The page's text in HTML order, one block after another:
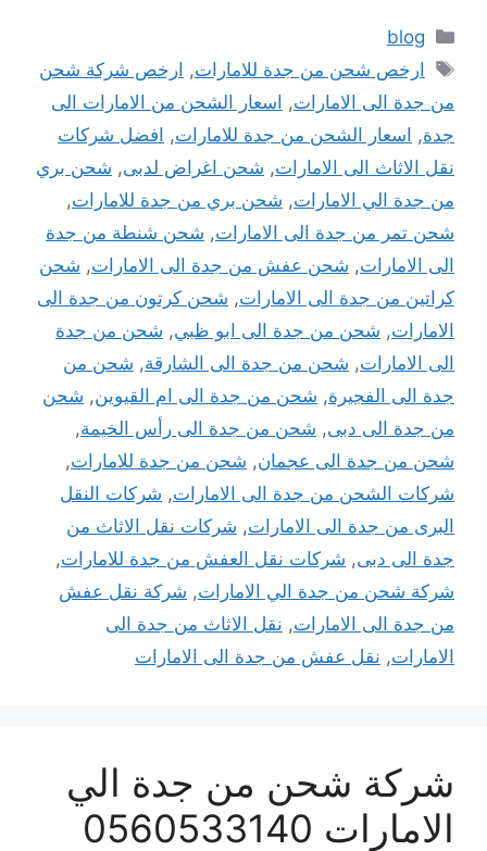
التصنيفات
blog
الوسوم
ارخص شحن من جدة للامارات, ارخص شركة شحن
من جدة الى الامارات, اسعار الشحن من الامارات الى
جدة, اسعار الشحن من جدة للامارات, افضل شركات
نقل الاثاث الى الامارات, شحن اغراض لدبى, شحن بري
من جدة الي الامارات, شحن بري من جدة للامارات,
شحن تمر من جدة الى الامارات, شحن شنطة من جدة
الى الامارات, شحن عفش من جدة الى الامارات, شحن
كراتين من جدة الى الامارات, شحن كرتون من جدة الى
الامارات, شحن من جدة الى ابو ظبي, شحن من جدة
الى الامارات, شحن من جدة الى الشارقة, شحن من
جدة الى الفجيرة, شحن من جدة الى ام القيوين, شحن
من جدة الى دبى, شحن من جدة الى رأس الخيمة,
شحن من جدة الى عجمان, شحن من جدة للامارات,
شركات الشحن من جدة الى الامارات, شركات النقل
البرى من جدة الى الامارات, شركات نقل الاثاث من
جدة الى دبى, شركات نقل العفش من جدة للامارات,
شركة شحن من جدة الي الامارات, شركة نقل عفش
من جدة الى الامارات, نقل الاثاث من جدة الى
الامارات, نقل عفش من جدة الى الامارات
شركة شحن من جدة الي
الامارات 0560533140